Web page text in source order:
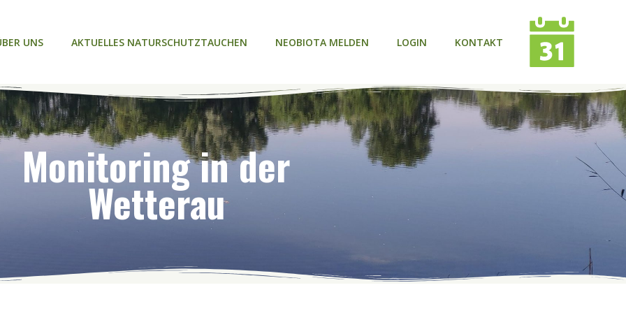
UNS AKTUELLES NATURSCHUTZTAUCHEN NEOBIOTA MELDEN LOGIN KONTAKT
Monitoring in der
Wetterau